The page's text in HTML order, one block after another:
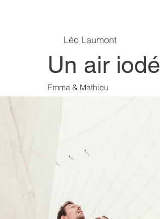
Léo Laumont
Emma & Mathieu
Un air iodé